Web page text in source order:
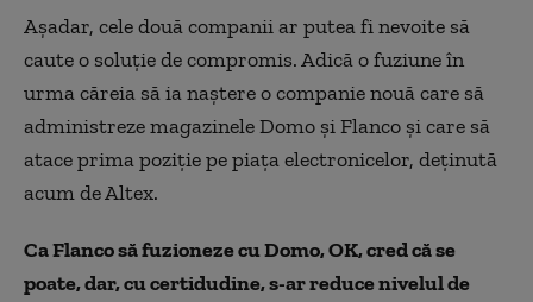
Așadar, cele două companii ar putea fi nevoite să
caute o soluție de compromis. Adică o fuziune în
urma căreia să ia naștere o companie nouă care să
administreze magazinele Domo și Flanco și care să
atace prima poziție pe piața electronicelor, deținută
acum de Altex.
Ca Flanco să fuzioneze cu Domo, OK, cred că se
poate, dar, cu certidudine, s-ar reduce nivelul de